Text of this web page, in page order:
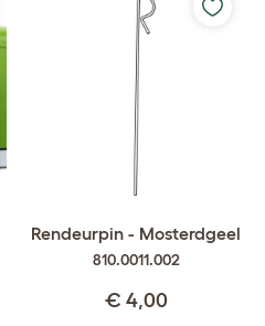
Rendeurpin - Mosterdgeel
810.0011.002
€ 4,00